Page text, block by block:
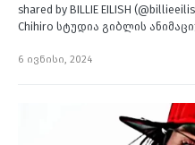
shared by BILLIE EILISH
Chihiro სტუდია გიბლის
6 ივნისი, 2024